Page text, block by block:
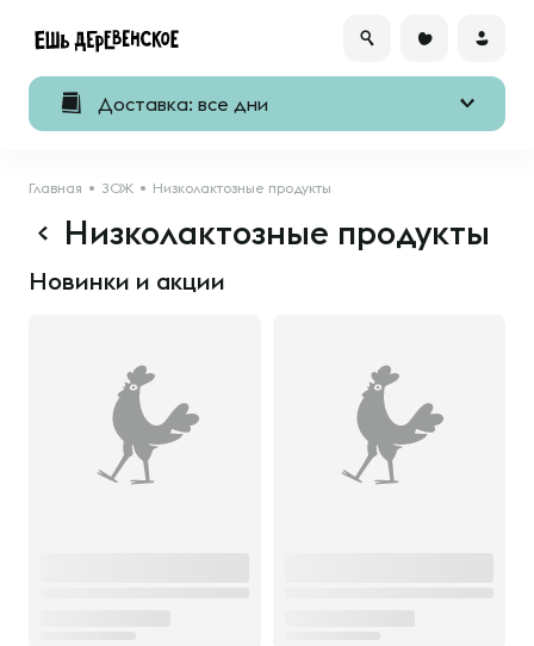
Доставка: все дни
Главная ЗОЖ Низколактозные продукты
Низколактозные продукты
Новинки и акции